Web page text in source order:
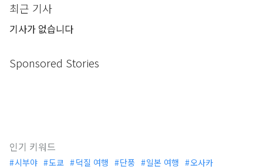
최근 기사
기사가 없습니다
Sponsored Stories
인기 키워드
시부야 도쿄 덕질 여행 단풍 일본 여행
오사카